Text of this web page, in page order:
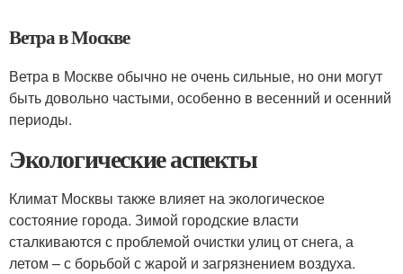
Ветра в Москве
Ветра в Москве обычно не очень сильные, но они могут
быть довольно частыми, особенно в весенний и осенний
периоды.
Экологические аспекты
Климат Москвы также влияет на экологическое
состояние города. Зимой городские власти
сталкиваются с проблемой очистки улиц от снега, а
летом – с борьбой с жарой и загрязнением воздуха.